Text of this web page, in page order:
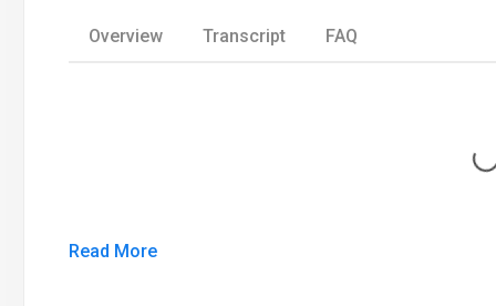
Overview Transcript FAQ
Read More